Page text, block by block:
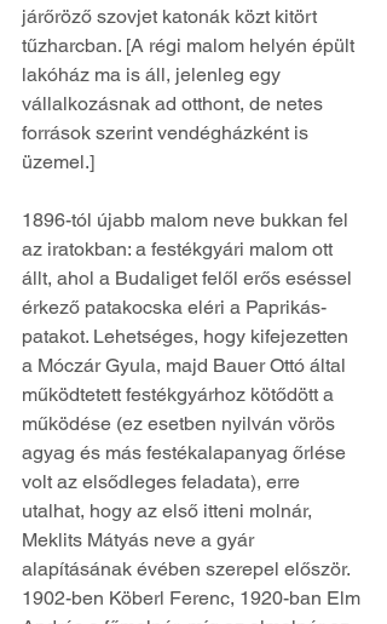
járőröző szovjet katonák közt kitört
tűzharcban. [A régi malom helyén épült
lakóház ma is áll, jelenleg egy
vállalkozásnak ad otthont, de netes
források szerint vendégházként is
üzemel.]
1896-tól újabb malom neve bukkan fel
az iratokban: a festékgyári malom ott
állt, ahol a Budaliget felől erős eséssel
érkező patakocska eléri a Paprikás-
patakot. Lehetséges, hogy kifejezetten
a Móczár Gyula, majd Bauer Ottó által
működtetett festékgyárhoz kötődött a
működése (ez esetben nyilván vörös
agyag és más festékalapanyag őrlése
volt az elsődleges feladata), erre
utalhat, hogy az első itteni molnár,
Meklits Mátyás neve a gyár
alapításának évében szerepel először.
1902-ben Köberl Ferenc, 1920-ban Elm